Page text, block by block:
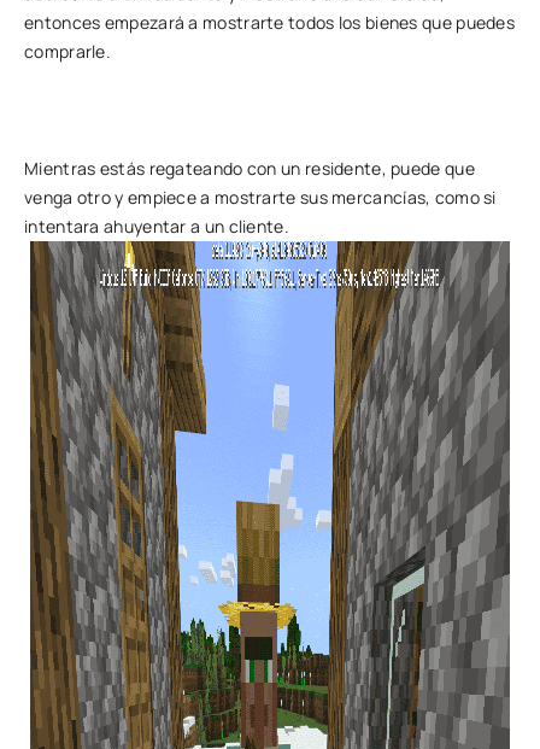
entonces empezará a mostrarte todos los bienes que puedes
comprarle.
Mientras estás regateando con un residente, puede que
venga otro y empiece a mostrarte sus mercancías, como si
intentara ahuyentar a un cliente.